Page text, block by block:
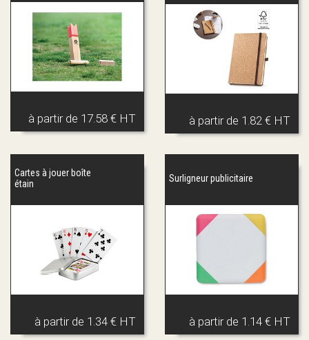
à partir de 17.58 € HT à partir de 1.82 € HT
Cartes à jouer boîte
étain
à partir de 1.34 € HT
Surligneur publicitaire
à partir de 1.14 € HT